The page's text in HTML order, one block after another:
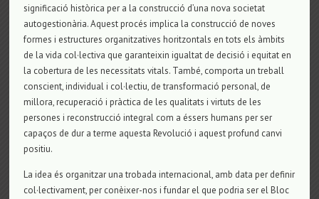
significació històrica per a la construcció d’una nova societat
autogestionària. Aquest procés implica la construcció de noves
formes i estructures organitzatives horitzontals en tots els àmbits
de la vida col·lectiva que garanteixin igualtat de decisió i equitat en
la cobertura de les necessitats vitals. També, comporta un treball
conscient, individual i col·lectiu, de transformació personal, de
millora, recuperació i pràctica de les qualitats i virtuts de les
persones i reconstrucció integral com a éssers humans per ser
capaços de dur a terme aquesta Revolució i aquest profund canvi
positiu.
La idea és organitzar una trobada internacional, amb data per definir
col·lectivament, per conèixer-nos i fundar el que podria ser el Bloc